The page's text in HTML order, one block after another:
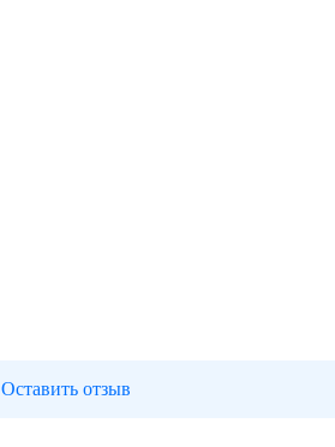
Оставить отзыв